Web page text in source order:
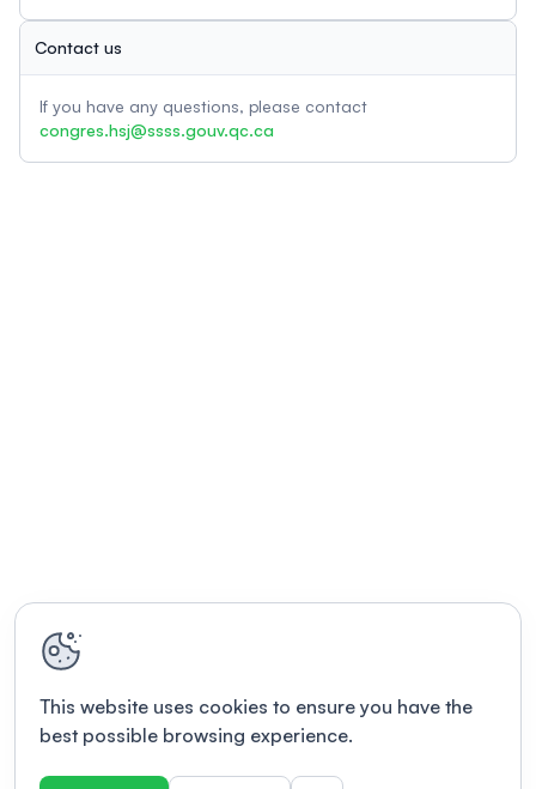
Contact us
If you have any questions, please contact
congres.hsj@ssss.gouv.qc.ca
This website uses cookies to ensure you have the
best possible browsing experience.